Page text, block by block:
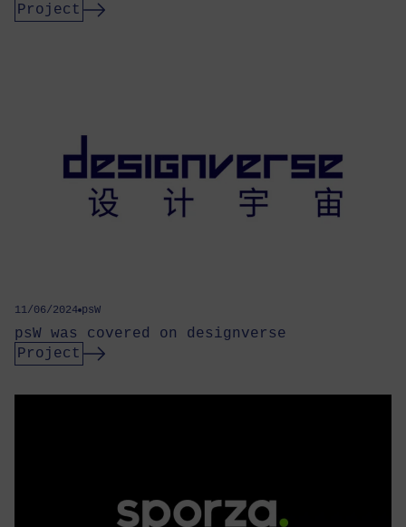
Project
11/06/2024 psW
psW was covered on designverse
Project